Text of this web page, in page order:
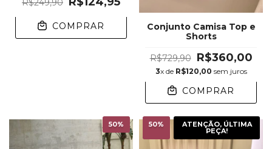
R$249,90
COMPRAR
Conjunto Camisa Top e
Shorts
R$729,90 R$360,00
3x de R$120,00 sem juros
COMPRAR
50% 50% ATENÇÃO, ÚLTIMA
PEÇA!